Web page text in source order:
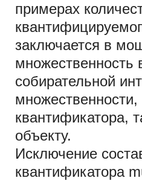
примерах
заключается в
собирательной
квантификатора,
объекту.
Исключение
квантификатора